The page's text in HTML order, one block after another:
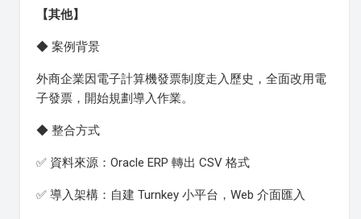
【其他】
◆ 案例背景
外商企業因電子計算機發票制度走入歷史，全面改用電
子發票，開始規劃導入作業。
◆ 整合方式
✅ 資料來源：Oracle ERP 轉出 CSV 格式
✅ 導入架構：自建 Turnkey 小平台，Web 介面匯入